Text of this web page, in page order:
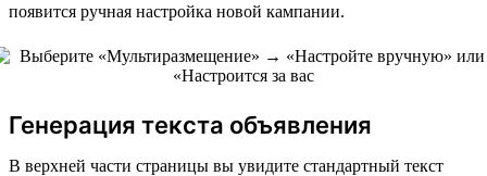
появится ручная настройка новой кампании.
Генерация текста объявления
В верхней части страницы вы увидите стандартный текст